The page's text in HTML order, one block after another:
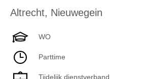
Altrecht, Nieuwegein
WO
Parttime
Tijdelijk dienstverband